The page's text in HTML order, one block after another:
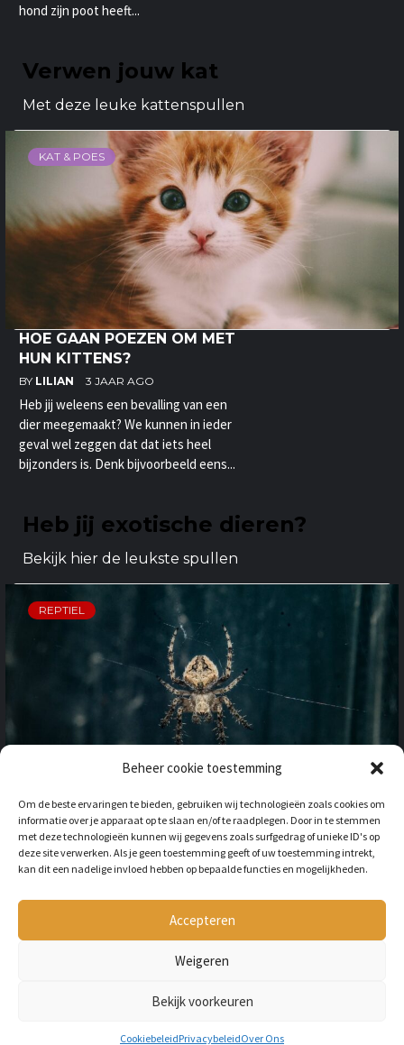
Beheer cookie toestemming
Om de beste ervaringen te bieden, gebruiken wij technologieën zoals cookies om
informatie over je apparaat op te slaan en/of te raadplegen. Door in te stemmen
met deze technologieën kunnen wij gegevens zoals surfgedrag of unieke ID's op
deze site verwerken. Als je geen toestemming geeft of uw toestemming intrekt,
kan dit een nadelige invloed hebben op bepaalde functies en mogelijkheden.
Accepteren
Weigeren
Bekijk voorkeuren
CookiebeleidPrivacybeleidOver Ons
hond zijn poot heeft...
Verwen jouw kat
Met deze leuke kattenspullen
KAT & POES
HOE GAAN POEZEN OM MET
HUN KITTENS?
BY LILIAN 3 JAAR AGO
Heb jij weleens een bevalling van een
dier meegemaakt? We kunnen in ieder
geval wel zeggen dat dat iets heel
bijzonders is. Denk bijvoorbeeld eens...
Heb jij exotische dieren?
Bekijk hier de leukste spullen
REPTIEL
BUITENLAND: HOE HOUD JE
REKENING MET
ONGEWENSTE DIEREN?
BY LILIAN 3 JAAR AGO
Als je op vakantie gaat naar het
buitenland, is niet alleen het cultuur en
de temperatuur anders, ook kan het zijn
dat er verschillende dieren...
Copyright © All rights reserved Petmania.nl.